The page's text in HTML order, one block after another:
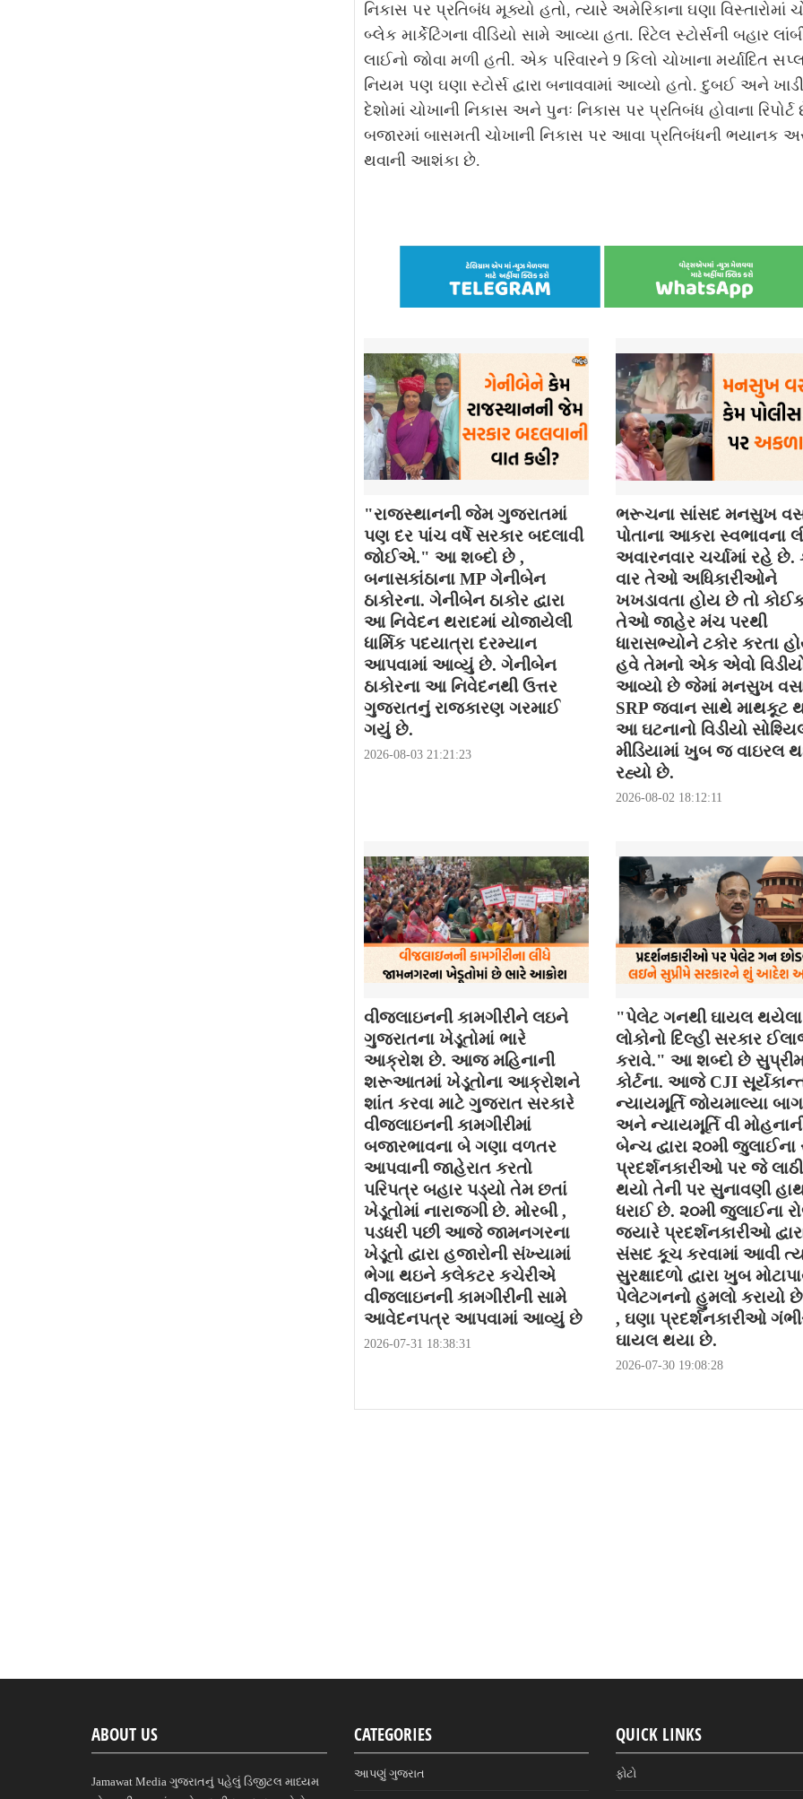
નિકાસ પર પ્રતિબંધ મૂક્યો હતો, ત્યારે અમેરિકાના ઘણા વિસ્તારોમાં
બ્લેક માર્કેટિંગના વીડિયો સામે આવ્યા હતા. રિટેલ સ્ટોર્સની બહાર
લાઈનો જોવા મળી હતી. એક પરિવારને 9 કિલો ચોખાના મર્યાદિત
નિયમ પણ ઘણા સ્ટોર્સ દ્વારા બનાવવામાં આવ્યો હતો. દુબઈ અને ખાડી
દેશોમાં ચોખાની નિકાસ અને પુનઃ નિકાસ પર પ્રતિબંધ હોવાના રિપોર્ટ
બજારમાં બાસમતી ચોખાની નિકાસ પર આવા પ્રતિબંધની ભયાનક
થવાની આશંકા છે.
"રાજસ્થાનની જેમ ગુજરાતમાં
પણ દર પાંચ વર્ષે સરકાર બદલાવી
જોઈએ." આ શબ્દો છે ,
બનાસકાંઠાના MP ગેનીબેન
ઠાકોરના. ગેનીબેન ઠાકોર દ્વારા
આ નિવેદન થરાદમાં યોજાયેલી
ધાર્મિક પદયાત્રા દરમ્યાન
આપવામાં આવ્યું છે. ગેનીબેન
ઠાકોરના આ નિવેદનથી ઉત્તર
ગુજરાતનું રાજકારણ ગરમાઈ
ગયું છે.
2026-08-03 21:21:23
ભરૂચના સાંસદ મનસુખ
પોતાના આકરા સ્વભાવના
અવારનવાર ચર્ચામાં રહે છે.
વાર તેઓ અધિકારીઓને
ખખડાવતા હોય છે તો
તેઓ જાહેર મંચ પરથી
ધારાસભ્યોને ટકોર કરતા
હવે તેમનો એક એવો
આવ્યો છે જેમાં મનસુખ
SRP જવાન સાથે માથકૂટ
આ ઘટનાનો વિડીયો
મીડિયામાં ખુબ જ વાઇરલ
રહ્યો છે.
2026-08-02 18:12:11
વીજલાઇનની કામગીરીને લઇને
ગુજરાતના ખેડૂતોમાં ભારે
આક્રોશ છે. આજ મહિનાની
શરૂઆતમાં ખેડૂતોના આક્રોશને
શાંત કરવા માટે ગુજરાત સરકારે
વીજલાઇનની કામગીરીમાં
બજારભાવના બે ગણા વળતર
આપવાની જાહેરાત કરતો
પરિપત્ર બહાર પડ્યો તેમ છતાં
ખેડૂતોમાં નારાજગી છે. મોરબી ,
પડધરી પછી આજે જામનગરના
ખેડૂતો દ્વારા હજારોની સંખ્યામાં
ભેગા થઇને કલેકટર કચેરીએ
વીજલાઇનની કામગીરીની સામે
આવેદનપત્ર આપવામાં આવ્યું છે
2026-07-31 18:38:31
"પેલેટ ગનથી ઘાયલ થયેલા
લોકોનો દિલ્હી સરકાર
કરાવે." આ શબ્દો છે
કોર્ટના. આજે CJI
ન્યાયમૂર્તિ જોયમાલ્યા
અને ન્યાયમૂર્તિ વી
બેન્ચ દ્વારા ૨૦મી જુલાઈના
પ્રદર્શનકારીઓ પર જે
થયો તેની પર સુનાવણી
ધરાઈ છે. ૨૦મી જુલાઈના
જયારે પ્રદર્શનકારીઓ
સંસદ કૂચ કરવામાં આવી
સુરક્ષાદળો દ્વારા ખુબ
પેલેટગનનો હુમલો કરાયો
, ઘણા પ્રદર્શનકારીઓ
ઘાયલ થયા છે.
2026-07-30 19:08:28
ABOUT US
Jamawat Media ગુજરાતનું પહેલું ડિજીટલ માધ્યમ
CATEGORIES
આપણું ગુજરાત
QUICK LINKS
ફોટો